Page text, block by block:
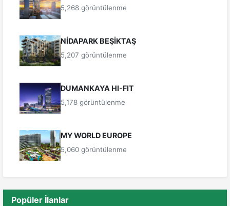
5,268 görüntülenme
NİDAPARK BEŞİKTAŞ
5,207 görüntülenme
DUMANKAYA HI-FIT
5,178 görüntülenme
MY WORLD EUROPE
5,060 görüntülenme
Popüler İlanlar